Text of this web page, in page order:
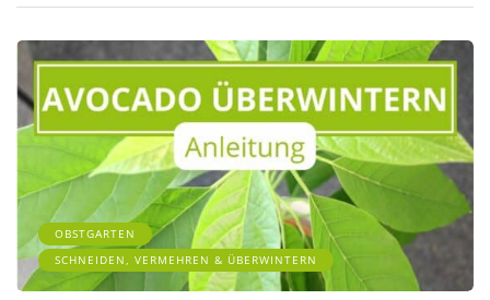
OBSTGARTEN
SCHNEIDEN, VERMEHREN & ÜBERWINTERN